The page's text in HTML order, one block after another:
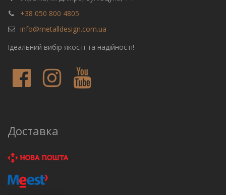
+38 050 800 4805
info@metalldesign.com.ua
Ідеальний вибір якості та надійності!
Доставка